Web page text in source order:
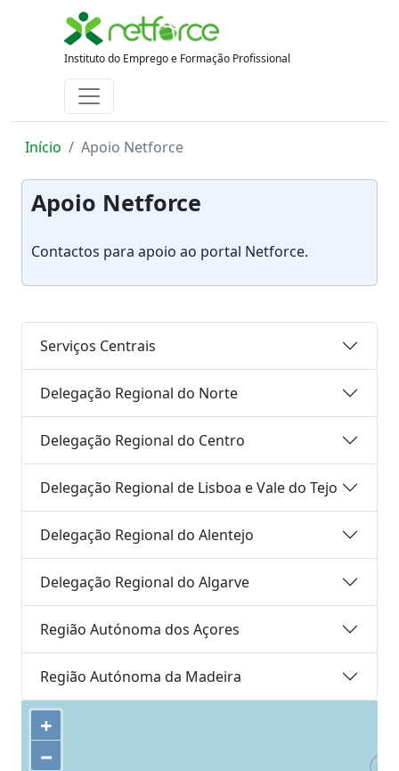
Instituto do Emprego e Formação Profissional
Início Apoio Netforce
Apoio Netforce
Contactos para apoio ao portal Netforce.
Serviços Centrais
Delegação Regional do Norte
Delegação Regional do Centro
Delegação Regional de Lisboa e Vale do Tejo
Delegação Regional do Alentejo
Delegação Regional do Algarve
Região Autónoma dos Açores
Região Autónoma da Madeira
+
−